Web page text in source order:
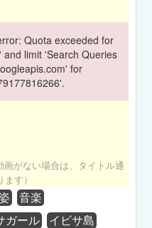
Quota exceeded for
limit 'Search Queries
for
画がない場合は、タイトル通
す）
音楽
ガール イビサ島